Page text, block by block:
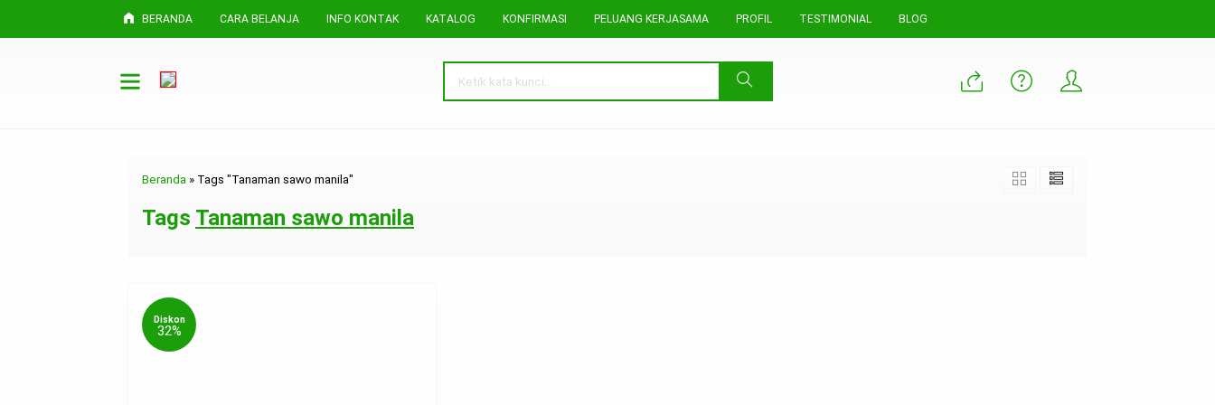
BERANDA CARA BELANJA INFO KONTAK KATALOG KONFIRMASI PELUANG KERJASAMA PROFIL TESTIMONIAL BLOG
Beranda » Tags "Tanaman sawo manila"
Tags Tanaman sawo manila
Diskon
32%